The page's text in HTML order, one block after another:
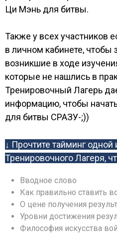
Ци Мэнь для битвы.
Также у всех участников
в личном кабинете, чтобы
возникшие в ходе
которые не нашлись в
Тренировочный Лагерь
информацию, чтобы
для битвы СРАЗУ-;))
↓ Прочтите тайминг одной
Тренировочного Лагеря,
Вводное слово
Как правильно ставить
О цене получения
Уровни достижения
Философия искусства